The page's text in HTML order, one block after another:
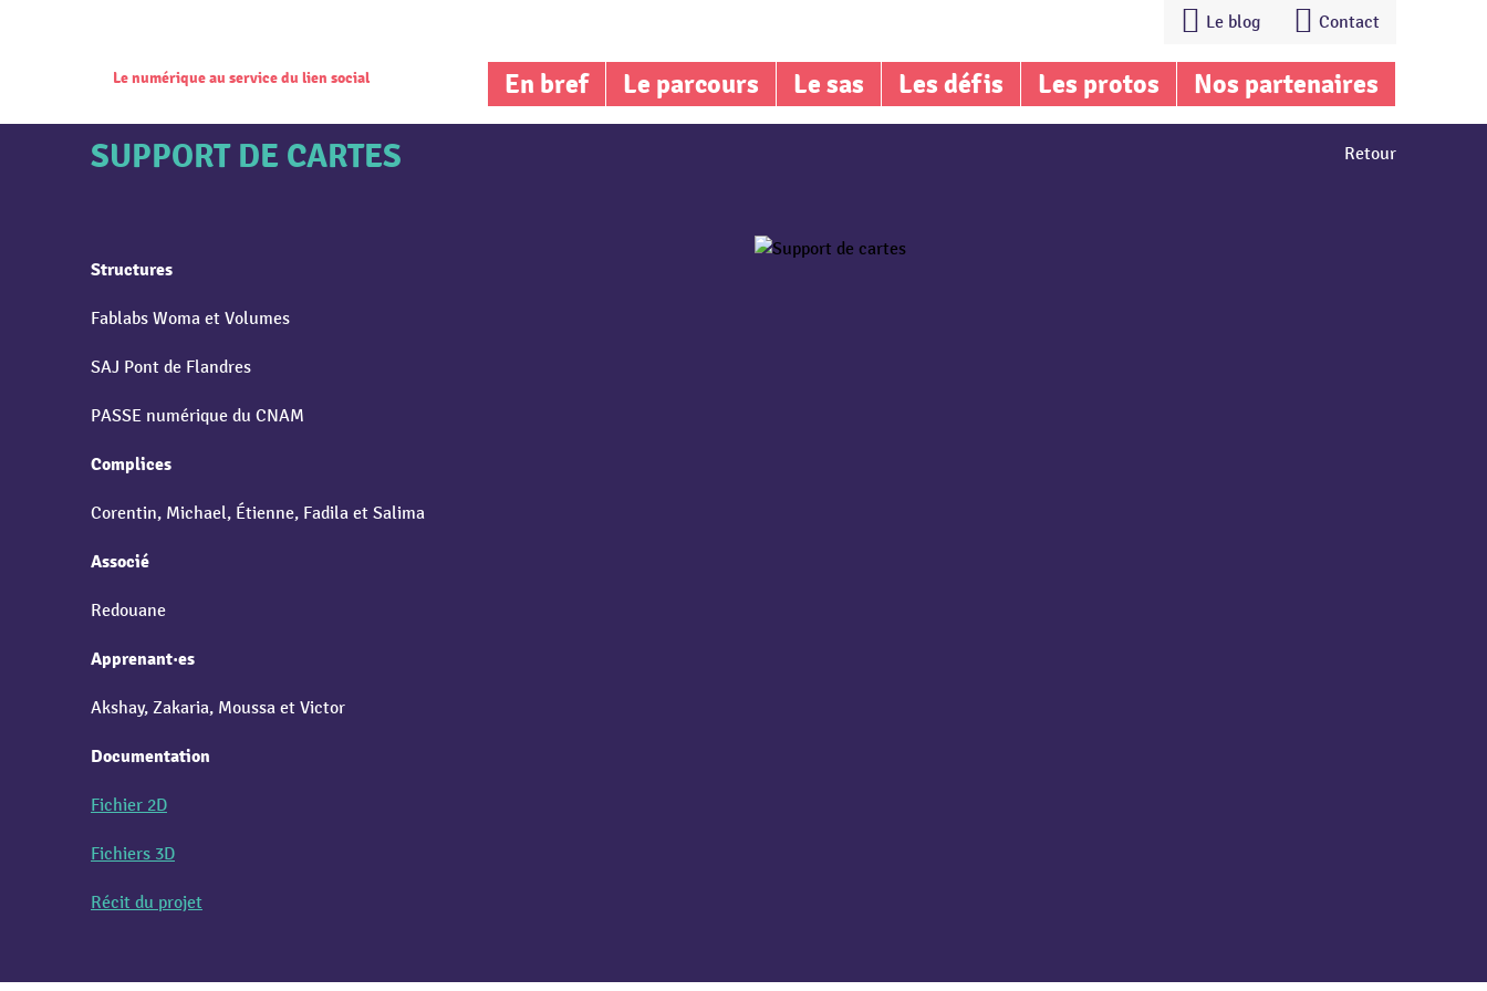
Le numérique au service du lien social
Le blog Contact
En bref Le parcours Le sas Les défis Les protos Nos partenaires
SUPPORT DE CARTES Retour
Structures
Fablabs Woma et Volumes
SAJ Pont de Flandres
PASSE numérique du CNAM
Complices
Corentin, Michael, Étienne, Fadila et Salima
Associé
Redouane
Apprenant·es
Akshay, Zakaria, Moussa et Victor
Documentation
Fichier 2D
Fichiers 3D
Récit du projet